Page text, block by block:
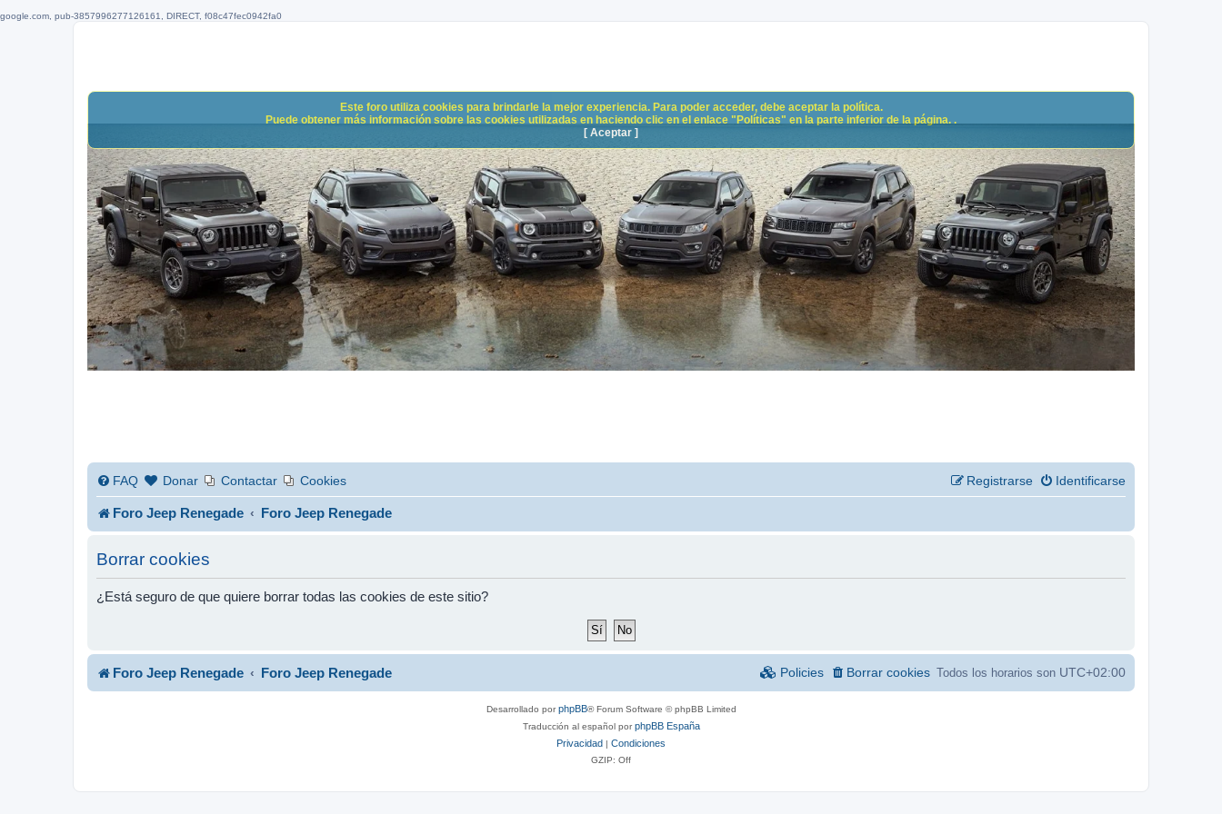
google.com, pub-3857996277126161, DIRECT, f08c47fec0942fa0
FAQ Donar Contactar Cookies Identificarse
Registrarse
Foro Jeep Renegade Foro Jeep Renegade
Borrar cookies
¿Está seguro de que quiere borrar todas las cookies de este sitio?
Este foro utiliza cookies para brindarle la mejor experiencia. Para poder acceder, debe aceptar la política.
Puede obtener más información sobre las cookies utilizadas en haciendo clic en el enlace "Políticas" en la parte inferior de la página. .
[ Aceptar ]
Foro Jeep Renegade Foro Jeep Renegade Todos los horarios son UTC+02:00
Borrar cookies
Policies
Desarrollado porphpBB® Forum Software © phpBB Limited
Traducción al español porphpBB España
Privacidad | Condiciones
GZIP: Off